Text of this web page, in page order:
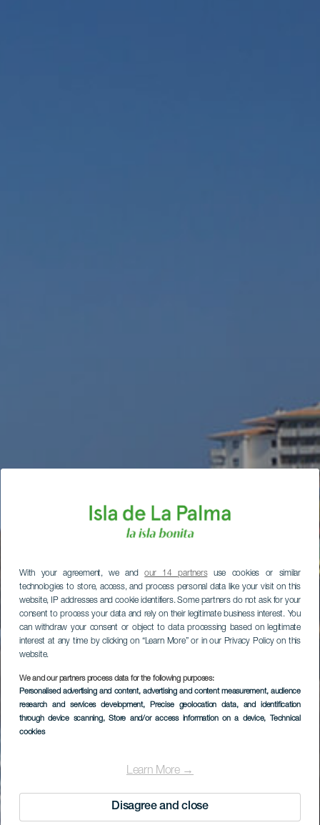
With your agreement, we andour 14 partnersuse cookies or similar
technologies to store, access, and process personal data like your visit on this
website, IP addresses and cookie identifiers. Some partners do not ask for your
consent to process your data and rely on their legitimate business interest. You
can withdraw your consent or object to data processing based on legitimate
interest at any time by clicking on “Learn More” or in our Privacy Policy on this
website.
We and our partners process data for the following purposes:
Personalised advertising and content, advertising and content measurement, audience
research and services development, Precise geolocation data, and identification
through device scanning, Store and/or access information on a device, Technical
cookies
Learn More →
Disagree and close